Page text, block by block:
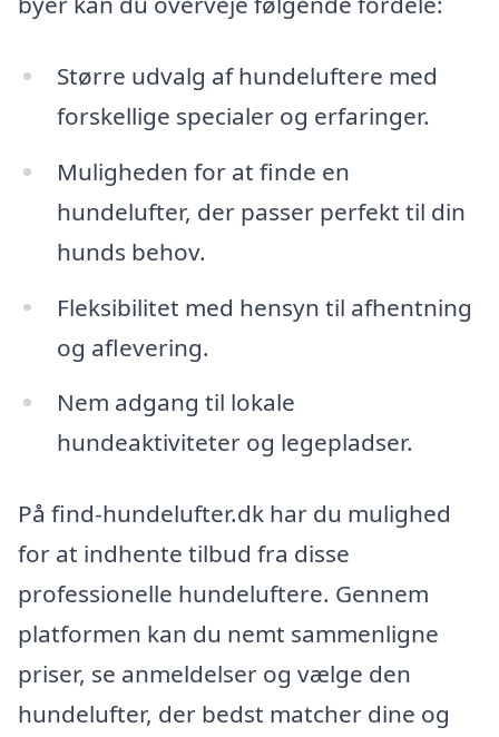
Større udvalg af hundeluftere med
forskellige specialer og erfaringer.
Muligheden for at finde en
hundelufter, der passer perfekt til din
hunds behov.
Fleksibilitet med hensyn til afhentning
og aflevering.
Nem adgang til lokale
hundeaktiviteter og legepladser.
På find-hundelufter.dk har du mulighed
for at indhente tilbud fra disse
professionelle hundeluftere. Gennem
platformen kan du nemt sammenligne
priser, se anmeldelser og vælge den
hundelufter, der bedst matcher dine og